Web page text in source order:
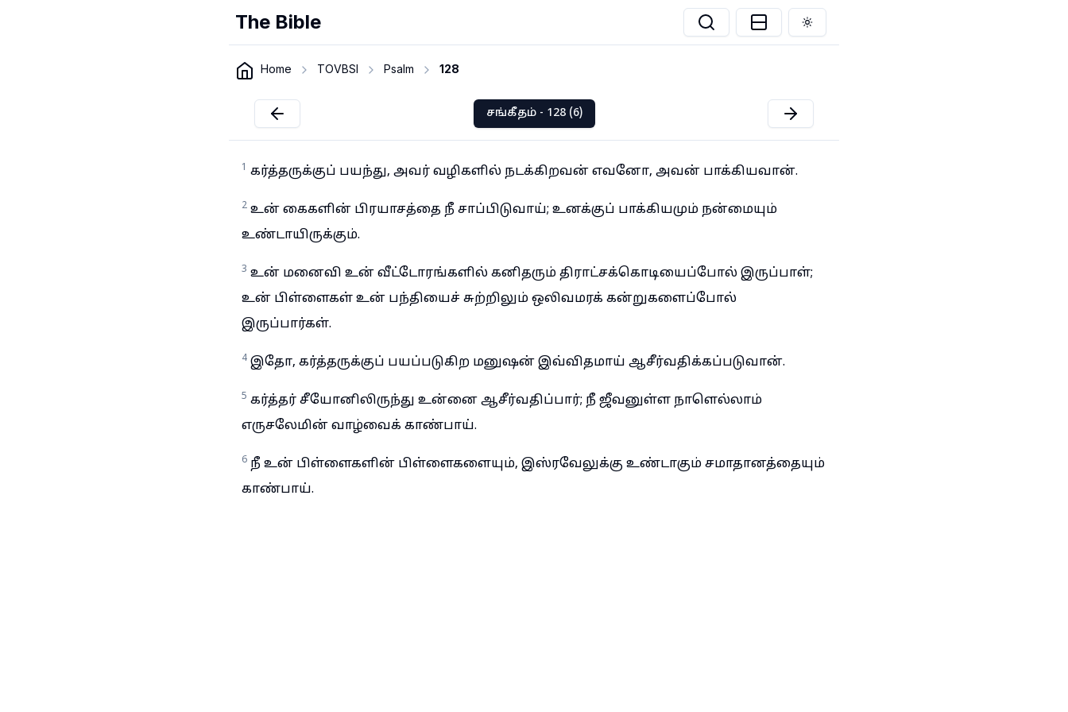
The Bible Toggle theme
Home TOVBSI Psalm 128
சங்கீதம் - 128 (6)
1 கர்த்தருக்குப் பயந்து, அவர் வழிகளில் நடக்கிறவன் எவனோ, அவன் பாக்கியவான்.
2 உன் கைகளின் பிரயாசத்தை நீ சாப்பிடுவாய்; உனக்குப் பாக்கியமும் நன்மையும்
உண்டாயிருக்கும்.
3 உன் மனைவி உன் வீட்டோரங்களில் கனிதரும் திராட்சக்கொடியைப்போல் இருப்பாள்;
உன் பிள்ளைகள் உன் பந்தியைச் சுற்றிலும் ஒலிவமரக் கன்றுகளைப்போல்
இருப்பார்கள்.
4 இதோ, கர்த்தருக்குப் பயப்படுகிற மனுஷன் இவ்விதமாய் ஆசீர்வதிக்கப்படுவான்.
5 கர்த்தர் சீயோனிலிருந்து உன்னை ஆசீர்வதிப்பார்; நீ ஜீவனுள்ள நாளெல்லாம்
எருசலேமின் வாழ்வைக் காண்பாய்.
6 நீ உன் பிள்ளைகளின் பிள்ளைகளையும், இஸ்ரவேலுக்கு உண்டாகும் சமாதானத்தையும்
காண்பாய்.